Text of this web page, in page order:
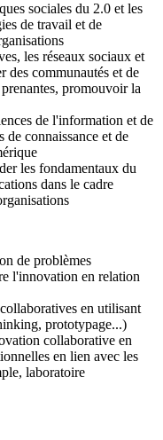
sociales du 2.0 et les
de travail et de
les réseaux sociaux et
des communautés et de
promouvoir la
de l'information et de
connaissance et de
les fondamentaux du
dans le cadre
de problèmes
l'innovation en relation
en utilisant
prototypage...)
collaborative en
en lien avec les
laboratoire